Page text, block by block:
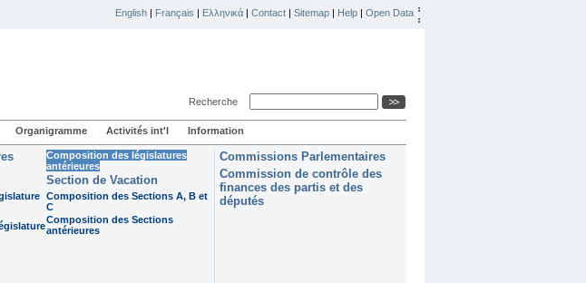
English | Français | Ελληνικά | Contact | Sitemap | Help | Open Data
Recherche
Organigramme Activités int'l Information
Composition des législatures
antérieures
Section de Vacation
Composition des Sections A, B et
C
Composition des Sections
antérieures
Commissions Parlementaires
Commission de contrôle des
finances des partis et des
députés